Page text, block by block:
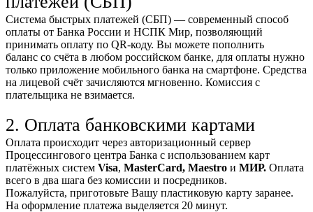
Система быстрых платежей (СБП) — современный способ
оплаты от Банка России и НСПК Мир, позволяющий
принимать оплату по QR-коду. Вы можете пополнить
баланс со счёта в любом российском банке, для оплаты нужно
только приложение мобильного банка на смартфоне. Средства
на лицевой счёт зачисляются мгновенно. Комиссия с
плательщика не взимается.
2. Оплата банковскими картами
Оплата происходит через авторизационный сервер
Процессингового центра Банка с использованием карт
платёжных систем Visa, MasterCard, Maestro и МИР. Оплата
всего в два шага без комиссии и посредников.
Пожалуйста, приготовьте Вашу пластиковую карту заранее.
На оформление платежа выделяется 20 минут.